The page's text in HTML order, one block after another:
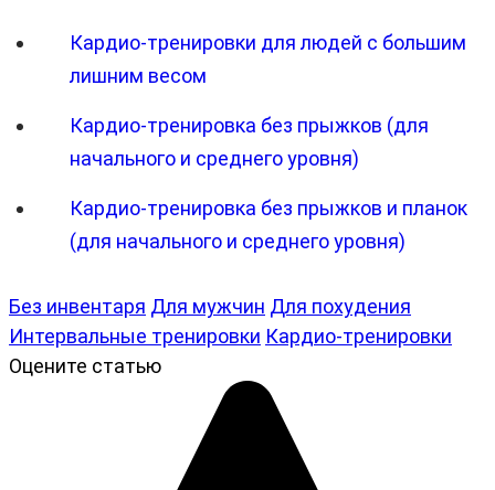
Кардио-тренировки для людей с большим
лишним весом
Кардио-тренировка без прыжков (для
начального и среднего уровня)
Кардио-тренировка без прыжков и планок
(для начального и среднего уровня)
Без инвентаря Для мужчин Для похудения
Интервальные тренировки Кардио-тренировки
Оцените статью